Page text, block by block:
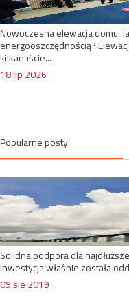
Nowoczesna elewacja domu:
energooszczędnością?
kilkanaście...
18 lip 2026
Popularne posty
Solidna podpora dla
inwestycja właśnie została
09 sie 2019